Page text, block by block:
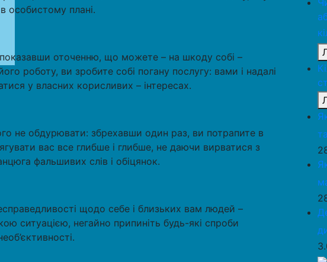
особистому плані.
оточенню, що можете – на шкоду собі –
роботу, ви зробите собі погану послугу: вами і надалі
у власних корисливих – інтересах.
не обдурювати: збрехавши один раз, ви потрапите в
вас все глибше і глибше, не даючи вирватися з
фальшивих слів і обіцянок.
щодо себе і близьких вам людей –
ситуацією, негайно припиніть будь-які спроби